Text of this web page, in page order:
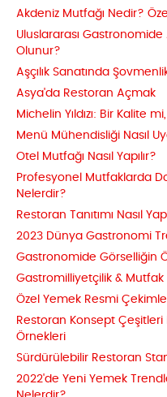
Akdeniz Mutfağı Nedir?
Uluslararası Gastronomide
Olunur?
Aşçılık Sanatında
Asya'da Restoran Açmak
Michelin Yıldızı: Bir Kalite
Menü Mühendisliği Nasıl
Otel Mutfağı Nasıl Yapılır?
Profesyonel Mutfaklarda
Nelerdir?
Restoran Tanıtımı Nasıl
2023 Dünya Gastronomi
Gastronomide Görselliğin
Gastromilliyetçilik &
Özel Yemek Resmi
Restoran Konsept
Örnekleri
Sürdürülebilir Restoran
2022'de Yeni Yemek